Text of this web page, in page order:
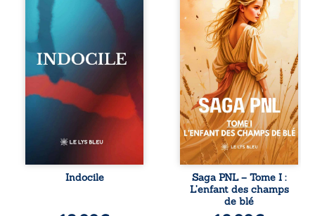
d’une existence en
friction. Entre les
silences qu’on ne
déchiffre pas, les
amours qu’on
dérange, les corps
qu’on administre
et les liens qu’on
sabote, cet
ouvrage parle à
vivent trop fort,
trop vrai, trop tôt.
traversée. Une
langue nue. Une
Indocile
vent et les enfants
couraient dans les
blés. Puis la
couronne plia le
genou, livrant son
peuple à l’ombre
d’Ivorny. À Atove,
Luwel aurait pu
disparaître dans
les ruines de son
destin ; pourtant,
sous les pierres
d’un temple
oublié, des
rebelles lui
tendirent la main.
Parmi eux, Atos,
général sans trône
Saga PNL – Tome I :
L’enfant des champs
de blé